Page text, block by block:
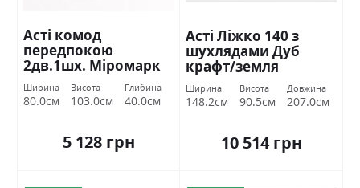
Асті комод
передпокою
2дв.1шх. Міромарк
Ширина
80.0см
Висота
103.0см
Глибина
40.0см
5 128 грн
Асті Ліжко 140 з
шухлядами Дуб
крафт/земля
Міромарк
Ширина
148.2см
Висота
90.5см
Довжина
207.0см
10 514 грн